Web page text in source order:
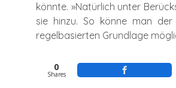
könnte. »Natürlich unter
sie hinzu. So könne man
regelbasierten Grundlage
0
Shares